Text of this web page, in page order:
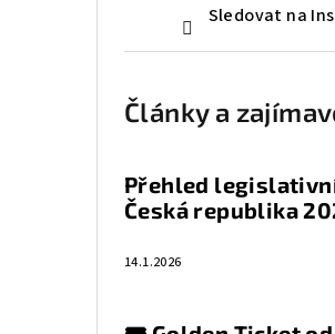
Sledovat na
Články a
Přehled
Česká republika
14.1.2026